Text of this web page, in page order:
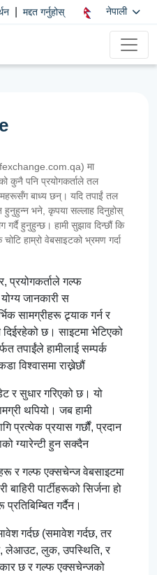
मद्दत गर्नुहोस् नेपाली
मा
कुनै पनि प्रयोगकर्ताले तल
बाध्य छन्। यदि तपाईं तल
हुनुहुन्न भने, कृपया सल्लाह दिनुहोस्
हुनुहुन्छ। हामी सुझाव दिन्छौं कि
हाम्रो वेबसाइटको भ्रमण गर्दा
प्रयोगकर्ताले गल्फ
जानकारी स
सामग्रीहरू ट्र्याक गर्न र
दिईरहेको छ। साइटमा भेटिएको
तपाईंले हामीलाई सम्पर्क
विश्वासमा राख्नेछौं
र सुधार गरिएको छ। यो
थपियो। जब हामी
प्रत्येक प्रयास गर्छौं, प्रदान
ग्यारेन्टी हुन सक्दैन
र गल्फ एक्सचेन्ज वेबसाइटमा
बाहिरी पार्टीहरूको सिर्जना हो
गर्दैन।
गर्दछ (समावेश गर्दछ, तर
लेआउट, लुक, उपस्थिति, र
छ र गल्फ एक्सचेन्जको